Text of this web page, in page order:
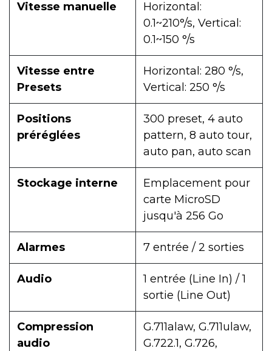
Vitesse manuelle
Horizontal:
0.1~210°/s, Vertical:
0.1~150 °/s
Vitesse entre
Presets
Horizontal: 280 °/s,
Vertical: 250 °/s
Positions
préréglées
300 preset, 4 auto
pattern, 8 auto tour,
auto pan, auto scan
Stockage interne
Emplacement pour
carte MicroSD
jusqu'à 256 Go
Alarmes 7 entrée / 2 sorties
Audio
1 entrée (Line In) / 1
sortie (Line Out)
Compression
audio
G.711alaw, G.711ulaw,
G.722.1, G.726,